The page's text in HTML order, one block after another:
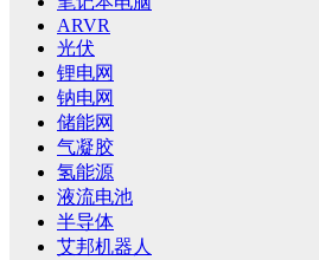
ARVR
光伏
锂电网
钠电网
储能网
气凝胶
氢能源
液流电池
半导体
艾邦机器人